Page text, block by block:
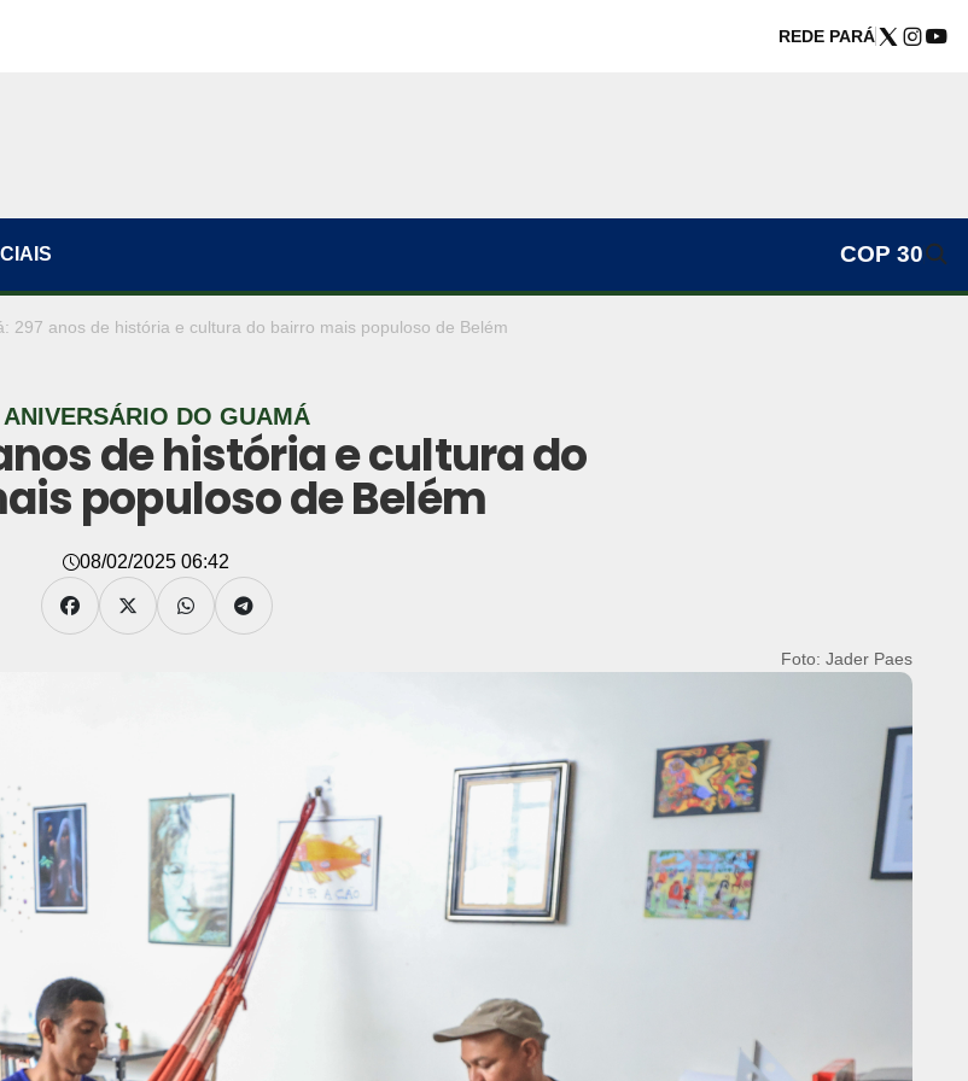
REDE PARÁ
COP 30
297 anos de história e cultura do bairro mais populoso de Belém
ANIVERSÁRIO DO GUAMÁ
de história e cultura do
populoso de Belém
08/02/2025 06:42
Foto: Jader Paes